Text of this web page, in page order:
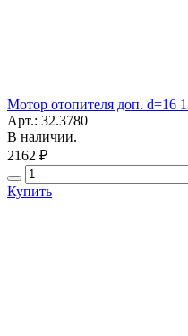
Мотор отопителя доп. d=16
Арт.: 32.3780
В наличии.
2162 ₽
Купить